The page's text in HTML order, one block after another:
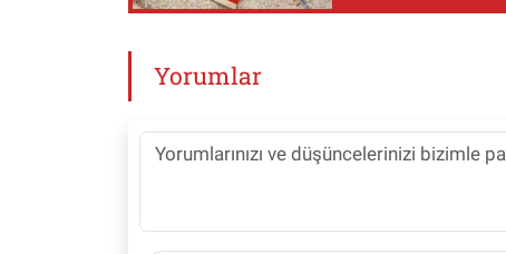
Yorumlar